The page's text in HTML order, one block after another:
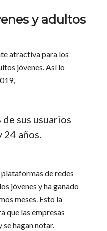
y adultos
atractiva para los
jóvenes. Así lo
sus usuarios
años.
de redes
jóvenes y ha ganado
meses. Esto la
que las empresas
hagan notar.